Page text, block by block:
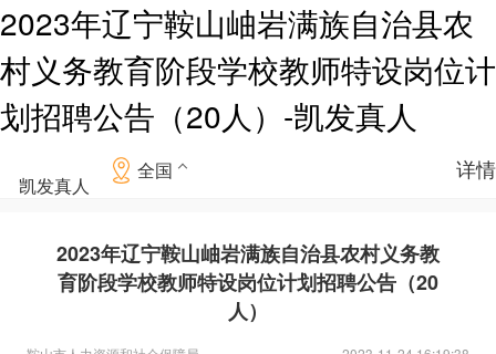
2023年辽宁鞍山岫岩满族自治县农
村义务教育阶段学校教师特设岗位计
划招聘公告（20人）-凯发真人
凯发真人
全国 详情
2023年辽宁鞍山岫岩满族自治县农村义务教
育阶段学校教师特设岗位计划招聘公告（20
人）